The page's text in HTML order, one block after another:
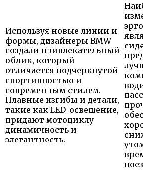
Используя новые линии и
формы, дизайнеры BMW
создали привлекательный
облик, который
отличается подчеркнутой
спортивностью и
современным стилем.
Плавные изгибы и детали,
такие как LED-освещение,
придают мотоциклу
динамичность и
элегантность.